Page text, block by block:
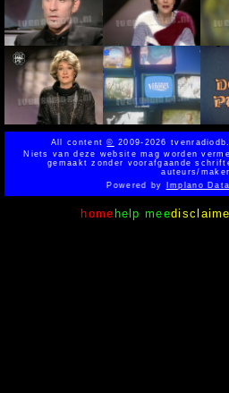
All content© 2009-2026
Niets van deze website mag worden
gemaakt zonder voorafgaande
auteurs/
Powered by
Implano
home help mee